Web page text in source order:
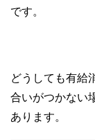
です。
どうしても有給
合いがつかない
あります。